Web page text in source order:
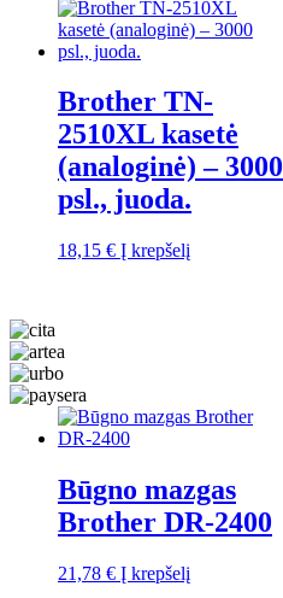
Brother TN-
2510XL kasetė
(analoginė) – 3000
psl., juoda.
18,15 € Į krepšelį
Būgno mazgas
Brother DR-2400
21,78 € Į krepšelį